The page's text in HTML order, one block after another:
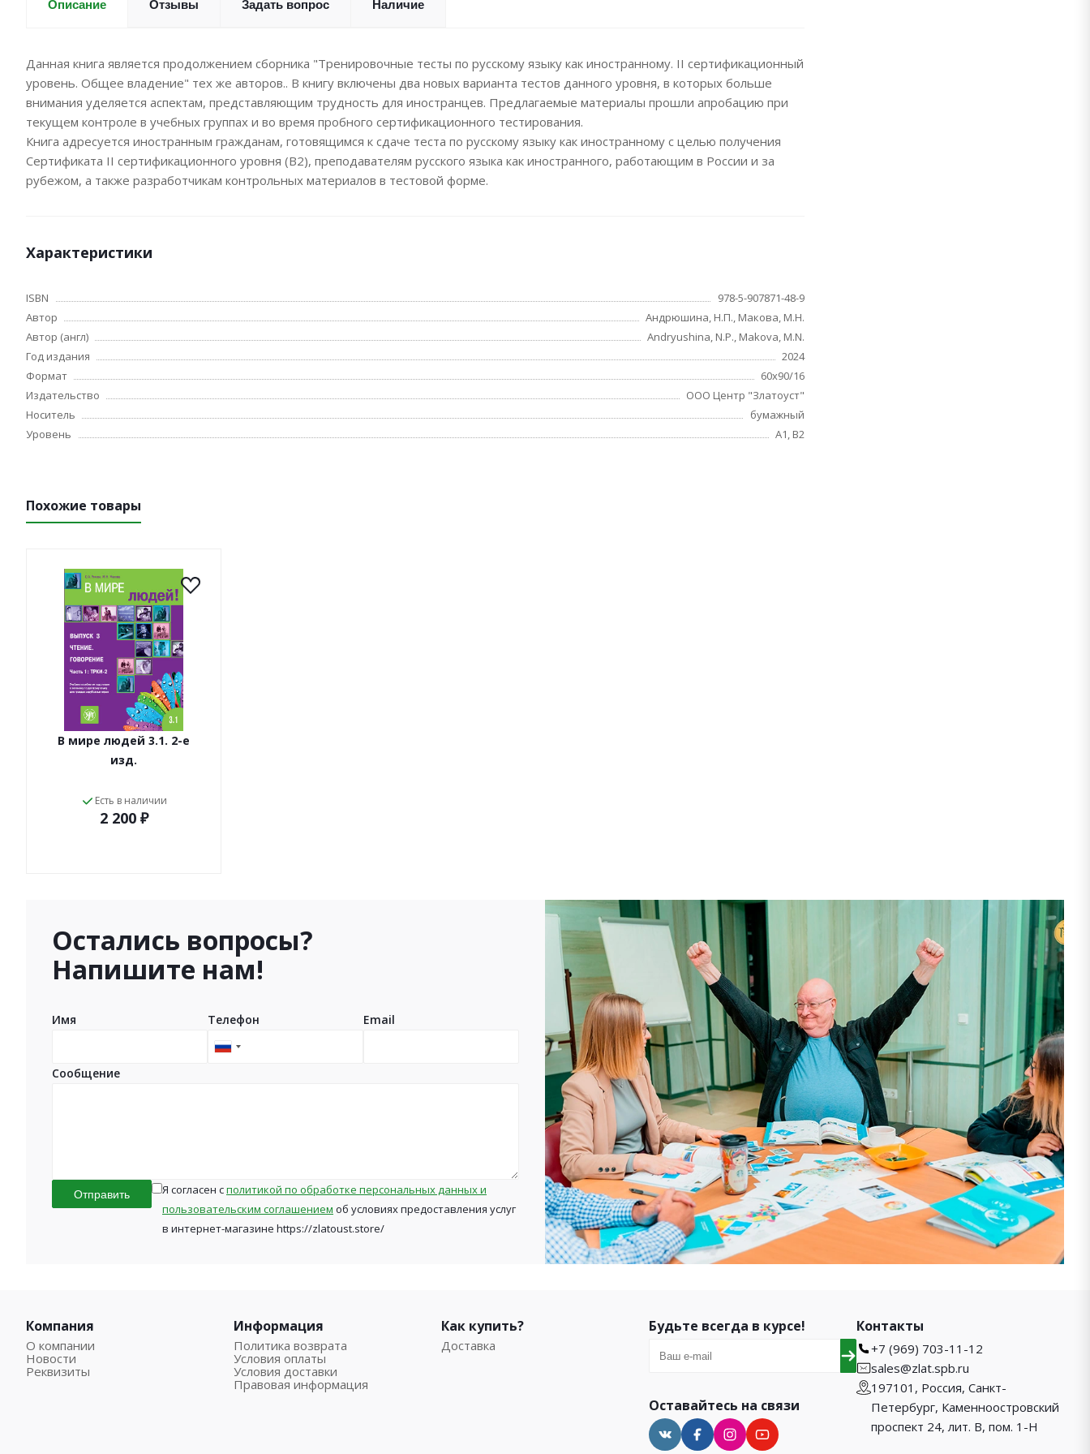
Описание Отзывы Задать вопрос Наличие
Данная книга является продолжением сборника "Тренировочные тесты по русскому языку как иностранному. II сертификационный
уровень. Общее владение" тех же авторов.. В книгу включены два новых варианта тестов данного уровня, в которых больше
внимания уделяется аспектам, представляющим трудность для иностранцев. Предлагаемые материалы прошли апробацию при
текущем контроле в учебных группах и во время пробного сертификационного тестирования.
Книга адресуется иностранным гражданам, готовящимся к сдаче теста по русскому языку как иностранному с целью получения
Сертификата II сертификационного уровня (В2), преподавателям русского языка как иностранного, работающим в России и за
рубежом, а также разработчикам контрольных материалов в тестовой форме.
Характеристики
ISBN
978-5-907871-48-9
Автор
Андрюшина, Н.П., Макова, М.Н.
Автор (англ)
Andryushina, N.P., Makova, M.N.
Год издания
2024
Формат
60х90/16
Издательство
ООО Центр "Златоуст"
Носитель
бумажный
Уровень
A1, B2
Похожие товары
В мире людей 3.1. 2-е
изд.
Есть в наличии
2 200 ₽
Остались вопросы?
Напишите нам!
Имя Телефон
Russia
Email
Сообщение
Отправить Я согласен сполитикой по обработке персональных данных и
пользовательским соглашением об условиях предоставления услуг
в интернет-магазине https://zlatoust.store/
Компания
О компании
Новости
Реквизиты
Информация
Политика возврата
Условия оплаты
Условия доставки
Правовая информация
Как купить?
Доставка
Будьте всегда в курсе!
Оставайтесь на связи
Контакты
+7 (969) 703-11-12
sales@zlat.spb.ru
197101, Россия, Санкт-
Петербург, Каменноостровский
проспект 24, лит. В, пом. 1-Н